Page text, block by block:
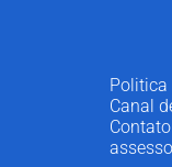
Politica
Canal